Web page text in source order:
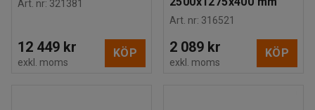
Art. nr: 321381
12 449 kr
exkl. moms
KÖP
Art. nr: 316521
2 089 kr
exkl. moms
KÖP